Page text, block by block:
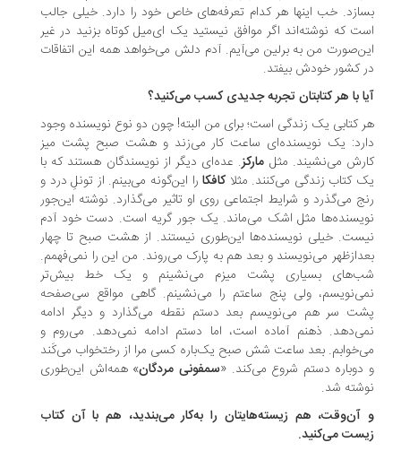
خب اینها هر کدام تعرفه‌های خاص خود را دارد. خیلی جالب
که نوشته‌اند اگر موافق نیستید یک ای‌میل کوتاه بزنید در غیر
من به برلین می‌آیم. آدم دلش می‌خواهد همه‌ این اتفاقات
کشور خودش بیفتد.
با هر کتابتان تجربه‌ جدیدی کسب می‌کنید؟
کتابی یک زندگی‌ است؛ برای من البته! چون دو نوع نویسنده وجود
یک نویسنده‌ای ساعت کار می‌زند و هشت صبح پشت میز
می‌نشیند. مثلمارکز. عده‌ای دیگر از نویسندگان هستند که با
کتاب زندگی می‌کنند. مثلاکافکارا این‌گونه می‌بینم. از تونلِ درد و
می‌گذرد و شرایط اجتماعی روی او تاثیر می‌گذارد. نوشته‌ این‌جور
مثل اشک می‌ماند. یک جور گریه است. دست خود آدم
خیلی نویسنده‌ها این‌طوری نیستند. از هشت صبح تا چهار
می‌نویسند و بعد هم به پارک می‌روند. من این را نمی‌فهمم.
بسیاری پشت میزم می‌نشینم و یک خط بیش‌تر
ولی پنج ساعتم را می‌نشینم. گاهی مواقع سی‌صفحه
سر هم می‌نویسم بعد دستم نقطه می‌گذارد و دیگر ادامه
ذهنم آماده است، اما دستم ادامه نمی‌دهد. می‌روم و
بعد ساعت شش صبح یک‌باره کسی مرا از رختخواب می‌کَند
دستم شروع می‌کند. «سمفونی مردگان » همه‌اش این‌طوری
شد.
هم زیسته‌هایتان را به‌کار می‌بندید، هم با آن کتاب
می‌کنید.